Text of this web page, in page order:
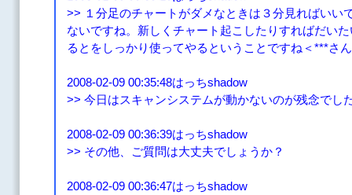
>> １分足のチャートがダメなときは３分見ればいい
ないですね。新しくチャート起こしたりすればだい
るとをしっかり使ってやるということですね＜***さ
2008-02-09 00:35:48はっちshadow
>> 今日はスキャンシステムが動かないのが残念でし
2008-02-09 00:36:39はっちshadow
>> その他、ご質問は大丈夫でしょうか？
2008-02-09 00:36:47はっちshadow